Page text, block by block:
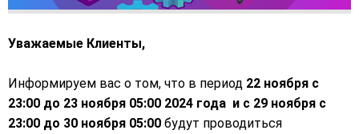
Уважаемые Клиенты,
Информируем вас о том, что в период 22 ноября с
23:00 до 23 ноября 05:00 2024 года и с 29 ноября с
23:00 до 30 ноября 05:00 будут проводиться